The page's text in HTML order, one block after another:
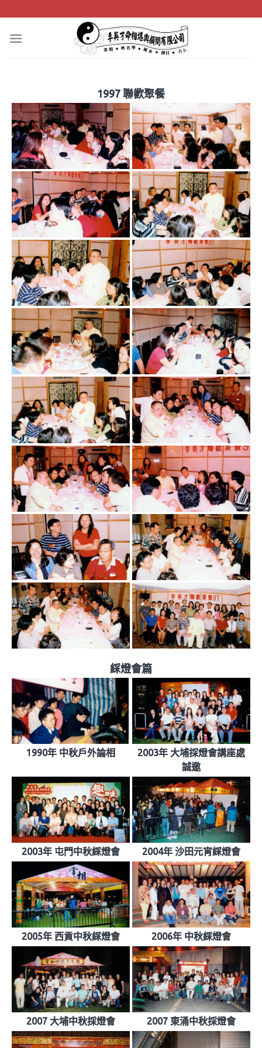
to
content
1997 聯歡聚餐
綵燈會篇
1990年 中秋戶外論相
2003年 大埔採燈會講座處
誠邀
2003年 屯門中秋綵燈會 2004年 沙田元宵綵燈會
2005年 西貢中秋綵燈會 2006年 中秋綵燈會
2007 大埔中秋採燈會 2007 東涌中秋採燈會